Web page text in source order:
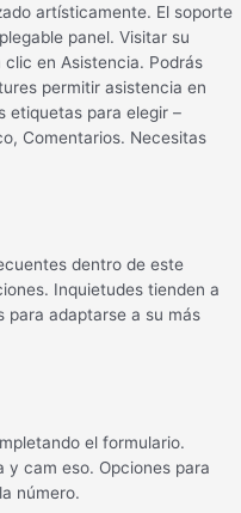
artísticamente. El soporte
panel. Visitar su
en Asistencia. Podrás
permitir asistencia en
etiquetas para elegir –
Comentarios. Necesitas
dentro de este
Inquietudes tienden a
para adaptarse a su más
el formulario.
y cam eso. Opciones para
número.